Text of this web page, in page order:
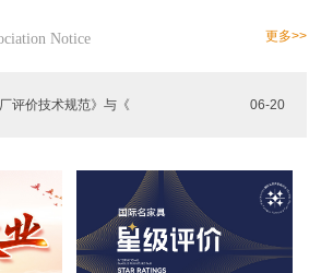
Notice 更多>>
评价技术规范》与《 06-20